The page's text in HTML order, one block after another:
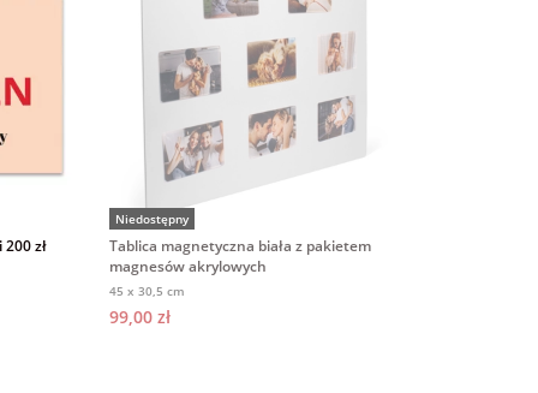
zł
Niedostępny
Tablica magnetyczna biała z pakietem
magnesów akrylowych
45 x 30,5 cm
99,00 zł